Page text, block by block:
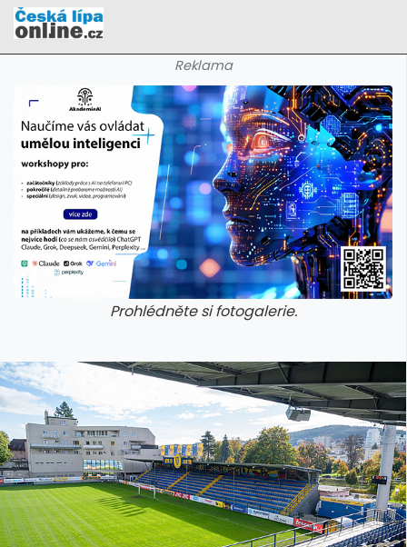
Reklama
Prohlédněte si fotogalerie.